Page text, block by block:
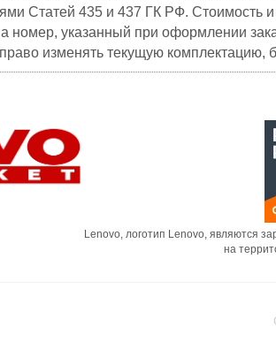
Статей 435 и 437 ГК РФ. Стоимость
номер, указанный при оформлении
право изменять текущую
Lenovo, логотип Lenovo, являются
на